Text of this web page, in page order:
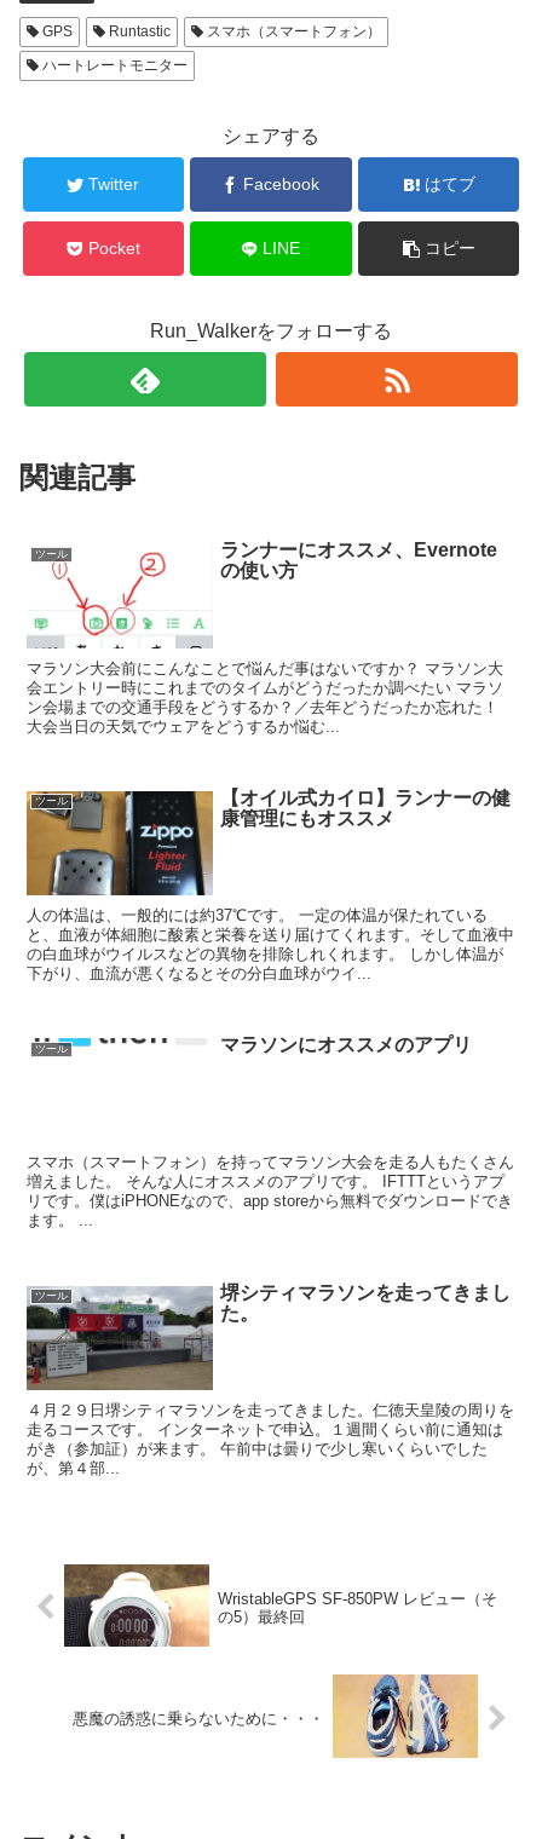
e
r
で
共
有
(
ィ
ド
で
き
ま
す
す
る
に
は
ク
リ
く
さ
(
し
い
ウ
き
ま
す
GPS Runtastic
スマホ（スマートフォン）
ハートレートモニター
シェアする
Twitter Facebook はてブ
Pocket LINE コピー
Run_Walkerをフォローする
関連記事
ツール
ランナーにオススメ、Evernote
の使い方
マラソン大会前にこんなことで悩んだ事はないですか？ マラソン大
会エントリー時にこれまでのタイムがどうだったか調べたい マラソ
ン会場までの交通手段をどうするか？／去年どうだったか忘れた！
大会当日の天気でウェアをどうするか悩む...
ツール
【オイル式カイロ】ランナーの健
康管理にもオススメ
人の体温は、一般的には約37℃です。 一定の体温が保たれている
と、血液が体細胞に酸素と栄養を送り届けてくれます。そして血液中
の白血球がウイルスなどの異物を排除しれくれます。 しかし体温が
下がり、血流が悪くなるとその分白血球がウイ...
ツール マラソンにオススメのアプリ
スマホ（スマートフォン）を持ってマラソン大会を走る人もたくさん
増えました。 そんな人にオススメのアプリです。 IFTTTというアプ
リです。僕はiPHONEなので、app storeから無料でダウンロードでき
ます。 ...
ツール
堺シティマラソンを走ってきまし
た。
４月２９日堺シティマラソンを走ってきました。仁徳天皇陵の周りを
走るコースです。 インターネットで申込。１週間くらい前に通知は
がき（参加証）が来ます。 午前中は曇りで少し寒いくらいでした
が、第４部...
WristableGPS SF-850PW レビュー（そ
の5）最終回
悪魔の誘惑に乗らないために・・・